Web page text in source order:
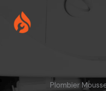
contenu
Plombier